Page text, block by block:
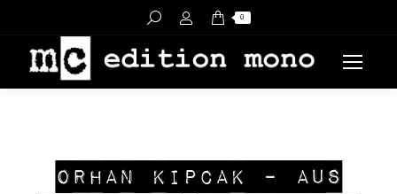
Search: 0
ORHAN KIPCAK – AUS